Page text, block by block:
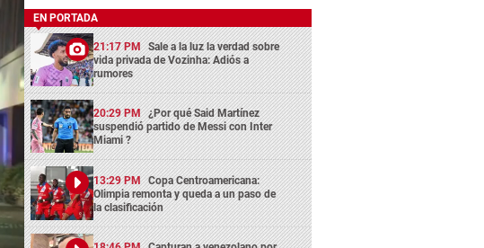
EN PORTADA
21:17 PM Sale a la luz la verdad sobre
vida privada de Vozinha: Adiós a
rumores
20:29 PM ¿Por qué Said Martínez
suspendió partido de Messi con Inter
Miami ?
13:29 PM Copa Centroamericana:
Olimpia remonta y queda a un paso de
la clasificación